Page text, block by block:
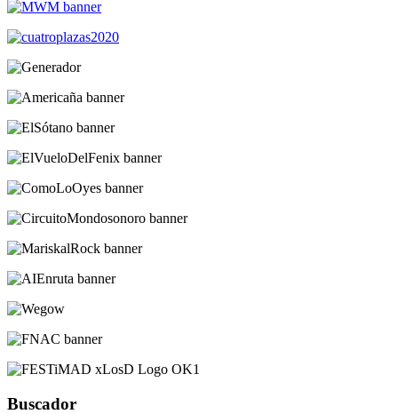
Buscador